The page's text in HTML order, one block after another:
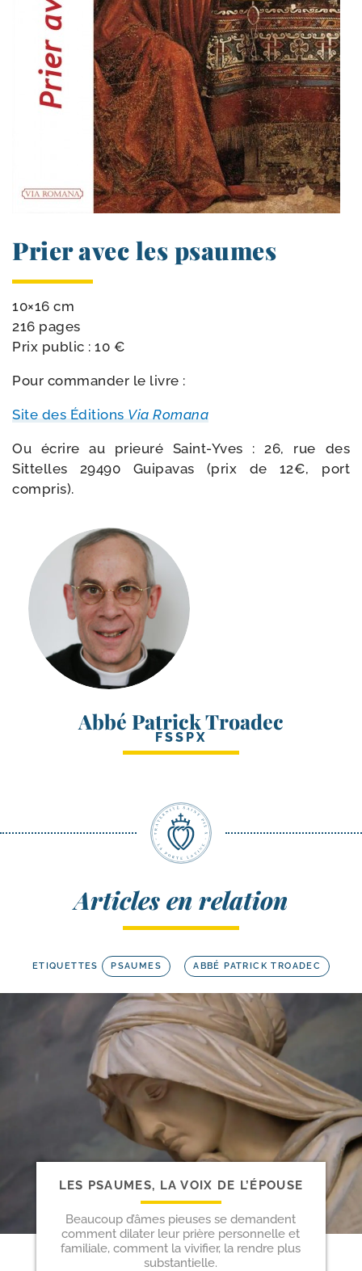
Prier avec les psaumes
10×16 cm
216 pages
Prix public : 10 €
Pour com­man­der le livre :
Site des ÉditionsVia Romana
Ou écrire au prieu­ré Saint-​Yves : 26, rue des
Sittelles 29490 Guipavas (prix de 12€, port
compris).
Abbé Patrick Troadec
FSSPX
Articles en relation
ETIQUETTES PSAUMES ABBÉ PATRICK TROADEC
LES PSAUMES, LA VOIX DE L’ÉPOUSE
Beaucoup d’âmes pieuses se demandent
comment dilater leur prière personnelle et
familiale, comment la vivifier, la rendre plus
substantielle.